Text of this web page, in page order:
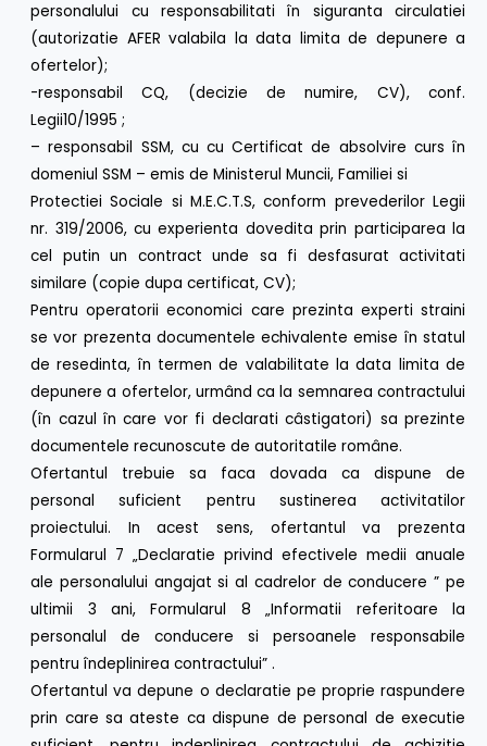
personalului cu responsabilitati în siguranta circulatiei
(autorizatie AFER valabila la data limita de depunere a
ofertelor);
-responsabil CQ, (decizie de numire, CV), conf.
Legii10/1995 ;
– responsabil SSM, cu cu Certificat de absolvire curs în
domeniul SSM – emis de Ministerul Muncii, Familiei si
Protectiei Sociale si M.E.C.T.S, conform prevederilor Legii
nr. 319/2006, cu experienta dovedita prin participarea la
cel putin un contract unde sa fi desfasurat activitati
similare (copie dupa certificat, CV);
Pentru operatorii economici care prezinta experti straini
se vor prezenta documentele echivalente emise în statul
de resedinta, în termen de valabilitate la data limita de
depunere a ofertelor, urmând ca la semnarea contractului
(în cazul în care vor fi declarati câstigatori) sa prezinte
documentele recunoscute de autoritatile române.
Ofertantul trebuie sa faca dovada ca dispune de
personal suficient pentru sustinerea activitatilor
proiectului. In acest sens, ofertantul va prezenta
Formularul 7 „Declaratie privind efectivele medii anuale
ale personalului angajat si al cadrelor de conducere ” pe
ultimii 3 ani, Formularul 8 „Informatii referitoare la
personalul de conducere si persoanele responsabile
pentru îndeplinirea contractului” .
Ofertantul va depune o declaratie pe proprie raspundere
prin care sa ateste ca dispune de personal de executie